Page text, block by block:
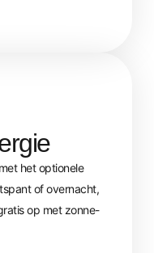
het optionele
of overnacht,
op met zonne-